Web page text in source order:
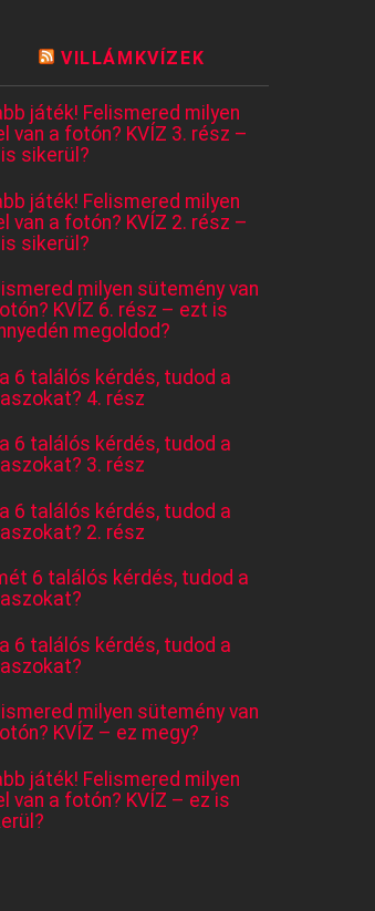
VILLÁMKVÍZEK
játék! Felismered milyen
van a fotón? KVÍZ 3. rész –
sikerül?
játék! Felismered milyen
van a fotón? KVÍZ 2. rész –
sikerül?
milyen sütemény van
KVÍZ 6. rész – ezt is
megoldod?
6 találós kérdés, tudod a
4. rész
6 találós kérdés, tudod a
3. rész
6 találós kérdés, tudod a
2. rész
6 találós kérdés, tudod a
6 találós kérdés, tudod a
milyen sütemény van
KVÍZ – ez megy?
játék! Felismered milyen
van a fotón? KVÍZ – ez is